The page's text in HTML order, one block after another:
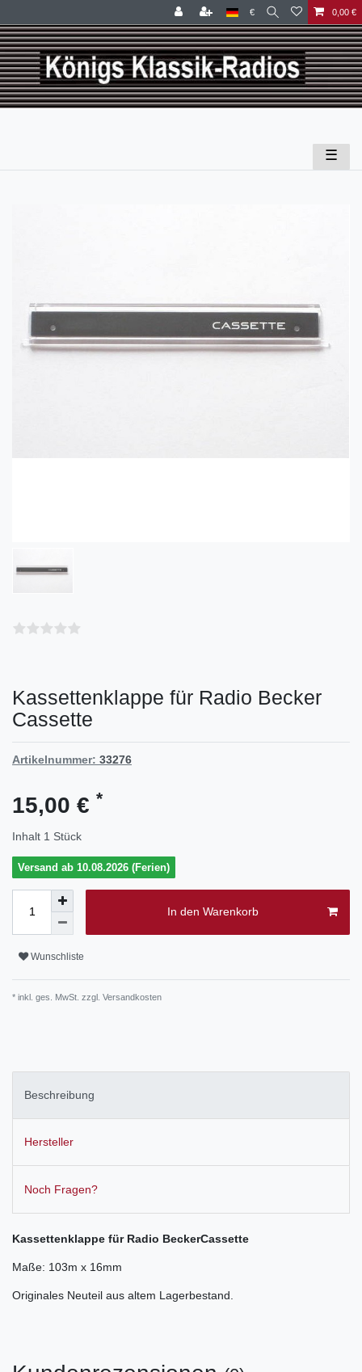
€ 0,00 €
☰
Kassettenklappe für Radio Becker
Cassette
Artikelnummer: 33276
15,00 € *
Inhalt 1 Stück
Versand ab 10.08.2026 (Ferien)
In den Warenkorb
Wunschliste
* inkl. ges. MwSt. zzgl. Versandkosten
Beschreibung
Hersteller
Noch Fragen?
Kassettenklappe für Radio BeckerCassette
Maße: 103m x 16mm
Originales Neuteil aus altem Lagerbestand.